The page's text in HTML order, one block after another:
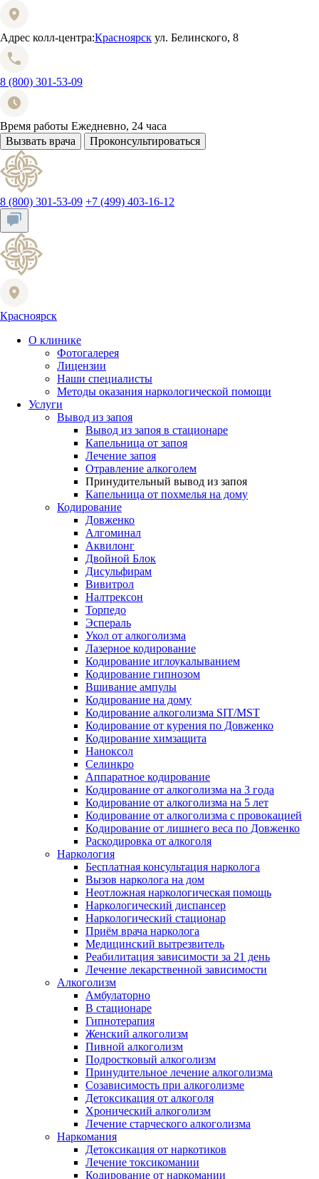
Адрес колл-центра:Красноярск ул. Белинского, 8
8 (800) 301-53-09
Время работы Ежедневно, 24 часа
Вызвать врача
Проконсультироваться
8 (800) 301-53-09 +7 (499) 403-16-12
Красноярск
О клинике
Фотогалерея
Лицензии
Наши специалисты
Методы оказания наркологической помощи
Услуги
Вывод из запоя
Вывод из запоя в стационаре
Капельница от запоя
Лечение запоя
Отравление алкоголем
Принудительный вывод из запоя
Капельница от похмелья на дому
Кодирование
Довженко
Алгоминал
Аквилонг
Двойной Блок
Дисульфирам
Вивитрол
Налтрексон
Торпедо
Эспераль
Укол от алкоголизма
Лазерное кодирование
Кодирование иглоукалыванием
Кодирование гипнозом
Вшивание ампулы
Кодирование на дому
Кодирование алкоголизма SIT/MST
Кодирование от курения по Довженко
Кодирование химзащита
Наноксол
Селинкро
Аппаратное кодирование
Кодирование от алкоголизма на 3 года
Кодирование от алкоголизма на 5 лет
Кодирование от алкоголизма с провокацией
Кодирование от лишнего веса по Довженко
Раскодировка от алкоголя
Наркология
Бесплатная консультация нарколога
Вызов нарколога на дом
Неотложная наркологическая помощь
Наркологический диспансер
Наркологический стационар
Приём врача нарколога
Медицинский вытрезвитель
Реабилитация зависимости за 21 день
Лечение лекарственной зависимости
Алкоголизм
Амбулаторно
В стационаре
Гипнотерапия
Женский алкоголизм
Пивной алкоголизм
Подростковый алкоголизм
Принудительное лечение алкоголизма
Созависимость при алкоголизме
Детоксикация от алкоголя
Хронический алкоголизм
Лечение старческого алкоголизма
Наркомания
Детоксикация от наркотиков
Лечение токсикомании
Кодирование от наркомании